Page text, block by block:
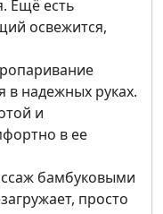
Ещё есть
освежится,
в надежных руках.
и
в ее
бамбуковыми
просто